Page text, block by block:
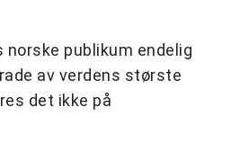
norske publikum endelig
av verdens største
det ikke på